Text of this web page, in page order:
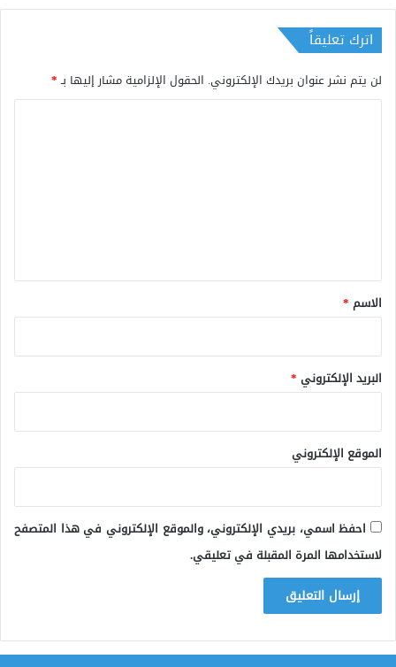
اترك تعليقاً
لن يتم نشر عنوان بريدك الإلكتروني. الحقول الإلزامية مشار إليها بـ*
*
الاسم *
البريد الإلكتروني *
الموقع الإلكتروني
احفظ اسمي، بريدي الإلكتروني، والموقع الإلكتروني في هذا المتصفح
لاستخدامها المرة المقبلة في تعليقي.